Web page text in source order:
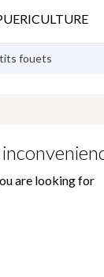
fouets
are looking for